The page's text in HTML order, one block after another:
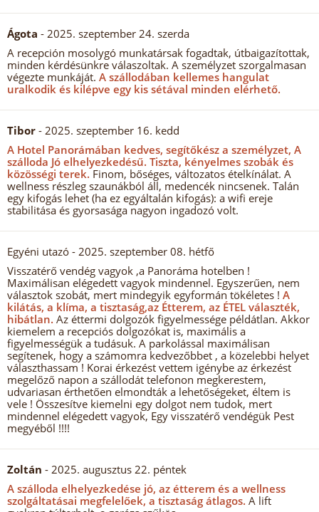
Ágota - 2025. szeptember 24. szerda
A recepción mosolygó munkatársak fogadtak, útbaigazítottak,
minden kérdésünkre válaszoltak. A személyzet szorgalmasan
végezte munkáját. A szállodában kellemes hangulat
uralkodik és kilépve egy kis sétával minden elérhető.
Tibor - 2025. szeptember 16. kedd
A Hotel Panorámában kedves, segítőkész a személyzet, A
szálloda Jó elhelyezkedésű. Tiszta, kényelmes szobák és
közösségi terek. Finom, bőséges, változatos ételkínálat. A
wellness részleg szaunákból áll, medencék nincsenek. Talán
egy kifogás lehet (ha ez egyáltalán kifogás): a wifi ereje
stabilitása és gyorsasága nagyon ingadozó volt.
Egyéni utazó - 2025. szeptember 08. hétfő
Visszatérő vendég vagyok ,a Panoráma hotelben !
Maximálisan elégedett vagyok mindennel. Egyszerűen, nem
választok szobát, mert mindegyik egyformán tökéletes ! A
kilátás, a klíma, a tisztaság,az Étterem, az ÉTEL választék,
hibátlan. Az éttermi dolgozók figyelmessége példátlan. Akkor
kiemelem a recepciós dolgozókat is, maximális a
figyelmességük a tudásuk. A parkolással maximálisan
segítenek, hogy a számomra kedvezőbbet , a közelebbi helyet
választhassam ! Korai érkezést vettem igénybe az érkezést
megelőző napon a szállodát telefonon megkerestem,
udvariasan érthetően elmondták a lehetőségeket, éltem is
vele ! Összesítve kiemelni egy dolgot nem tudok, mert
mindennel elégedett vagyok, Egy visszatérő vendégük Pest
megyéből !!!!
Zoltán - 2025. augusztus 22. péntek
A szálloda elhelyezkedése jó, az étterem és a wellness
szolgáltatásai megfelelőek, a tisztaság átlagos. A lift